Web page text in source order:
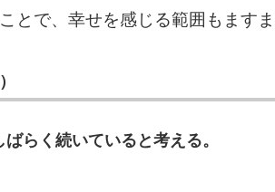
とで、幸せを感じる範囲もますま
らく続いていると考える。